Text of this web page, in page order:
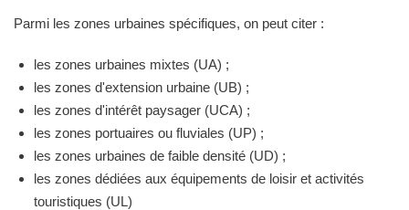
Parmi les zones urbaines spécifiques, on peut citer :
les zones urbaines mixtes (UA) ;
les zones d'extension urbaine (UB) ;
les zones d'intérêt paysager (UCA) ;
les zones portuaires ou fluviales (UP) ;
les zones urbaines de faible densité (UD) ;
les zones dédiées aux équipements de loisir et activités
touristiques (UL)